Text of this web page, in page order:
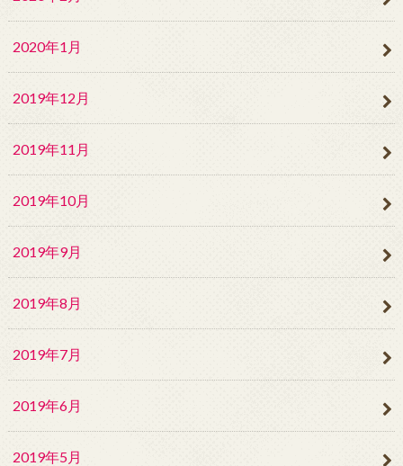
2020年1月
2019年12月
2019年11月
2019年10月
2019年9月
2019年8月
2019年7月
2019年6月
2019年5月